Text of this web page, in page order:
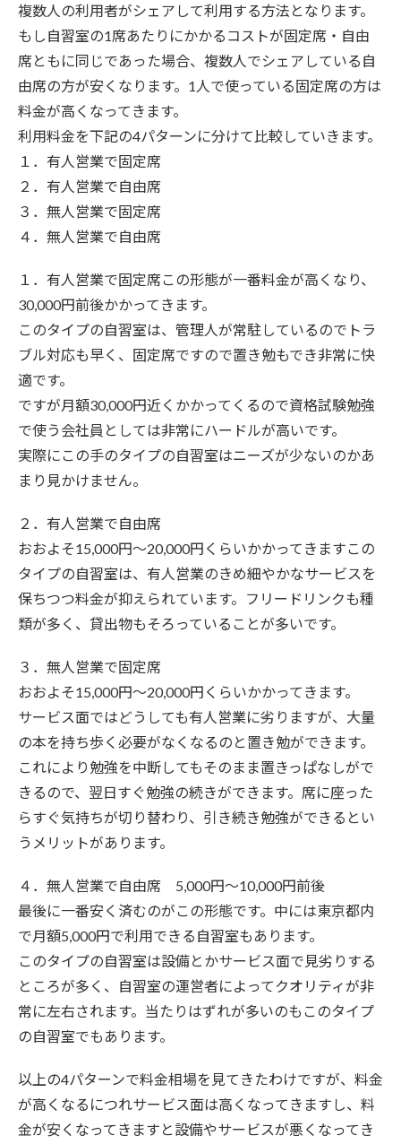
複数人の利用者がシェアして利用する方法となります。
もし自習室の1席あたりにかかるコストが固定席・自由
席ともに同じであった場合、複数人でシェアしている自
由席の方が安くなります。1人で使っている固定席の方は
料金が高くなってきます。
利用料金を下記の4パターンに分けて比較していきます。
１．有人営業で固定席
２．有人営業で自由席
３．無人営業で固定席
４．無人営業で自由席
１．有人営業で固定席この形態が一番料金が高くなり、
30,000円前後かかってきます。
このタイプの自習室は、管理人が常駐しているのでトラ
ブル対応も早く、固定席ですので置き勉もでき非常に快
適です。
ですが月額30,000円近くかかってくるので資格試験勉強
で使う会社員としては非常にハードルが高いです。
実際にこの手のタイプの自習室はニーズが少ないのかあ
まり見かけません。
２．有人営業で自由席
おおよそ15,000円～20,000円くらいかかってきますこの
タイプの自習室は、有人営業のきめ細やかなサービスを
保ちつつ料金が抑えられています。フリードリンクも種
類が多く、貸出物もそろっていることが多いです。
３．無人営業で固定席
おおよそ15,000円～20,000円くらいかかってきます。
サービス面ではどうしても有人営業に劣りますが、大量
の本を持ち歩く必要がなくなるのと置き勉ができます。
これにより勉強を中断してもそのまま置きっぱなしがで
きるので、翌日すぐ勉強の続きができます。席に座った
らすぐ気持ちが切り替わり、引き続き勉強ができるとい
うメリットがあります。
４．無人営業で自由席 5,000円～10,000円前後
最後に一番安く済むのがこの形態です。中には東京都内
で月額5,000円で利用できる自習室もあります。
このタイプの自習室は設備とかサービス面で見劣りする
ところが多く、自習室の運営者によってクオリティが非
常に左右されます。当たりはずれが多いのもこのタイプ
の自習室でもあります。
以上の4パターンで料金相場を見てきたわけですが、料金
が高くなるにつれサービス面は高くなってきますし、料
金が安くなってきますと設備やサービスが悪くなってき